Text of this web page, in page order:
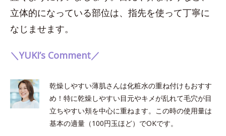
立体的になっている部位は、指先を使って丁寧に
なじませます。
＼YUKI’s Comment／
乾燥しやすい薄肌さんは化粧水の重ね付けもおすす
め！特に乾燥しやすい目元やキメが乱れて毛穴が目
立ちやすい頬を中心に重ねます。この時の使用量は
基本の適量（100円玉ほど）でOKです。